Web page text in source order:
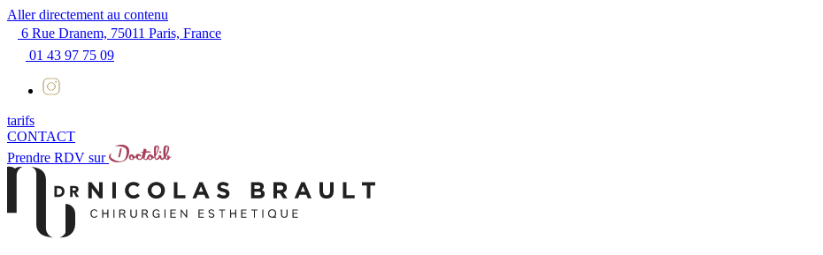
Aller directement au contenu
6 Rue Dranem, 75011 Paris, France
01 43 97 75 09
tarifs
CONTACT
Prendre RDV sur